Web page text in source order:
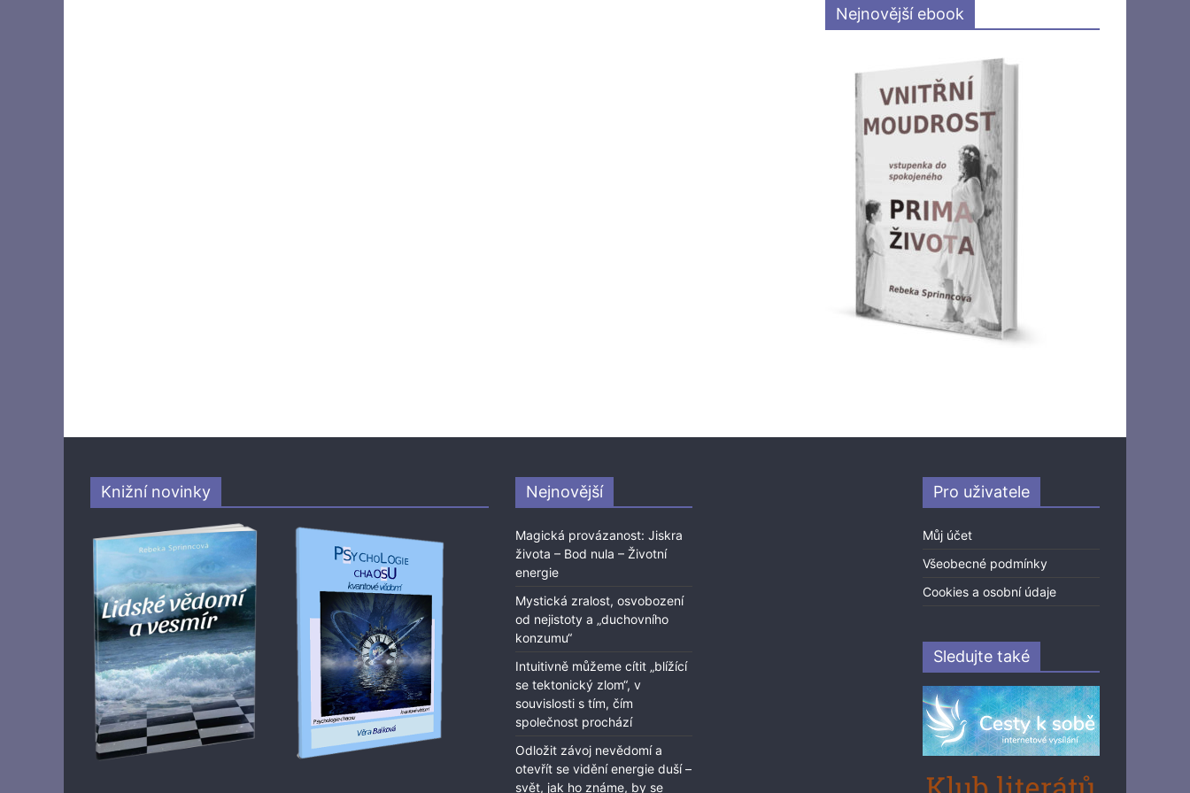
Nejnovější ebook
Knižní novinky Nejnovější
Magická provázanost: Jiskra
života – Bod nula – Životní
energie
Mystická zralost, osvobození
od nejistoty a „duchovního
konzumu“
Intuitivně můžeme cítit „blížící
se tektonický zlom“, v
souvislosti s tím, čím
společnost prochází
Odložit závoj nevědomí a
otevřít se vidění energie duší –
svět, jak ho známe, by se
Pro uživatele
Můj účet
Všeobecné podmínky
Cookies a osobní údaje
Sledujte také